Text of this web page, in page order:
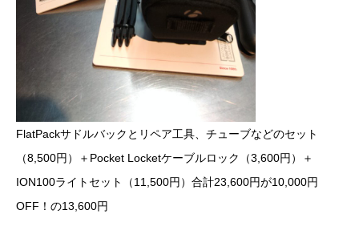
FlatPackサドルバックとリペア工具、チューブなどのセット
（8,500円）＋Pocket Locketケーブルロック（3,600円）＋
ION100ライトセット（11,500円）合計23,600円が10,000円
OFF！の13,600円